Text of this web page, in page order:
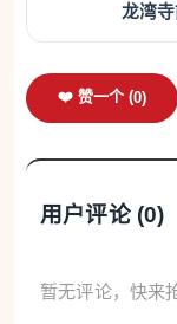
龙湾
❤️ 赞一个 (0)
用户评论 (0)
暂无评论，快来